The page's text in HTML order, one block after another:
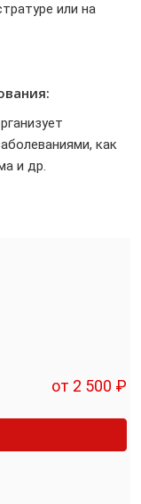
или на
как
и др.
от 2 500 ₽